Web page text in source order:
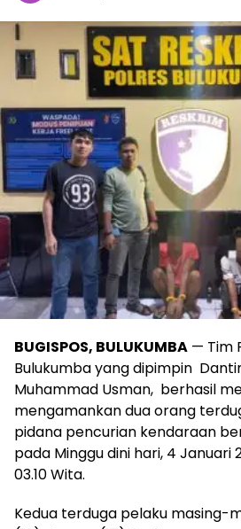
BUGISPOS, BULUKUMBA — Tim
Bulukumba yang dipimpin
Muhammad Usman, berhasil
mengamankan dua orang
pidana pencurian kendaraan
pada Minggu dini hari, 4 Januari
03.10 Wita.
Kedua terduga pelaku masing-